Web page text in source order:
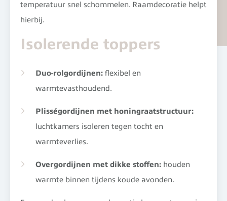
temperatuur snel schommelen. Raamdecoratie helpt
hierbij.
Isolerende toppers
Duo-rolgordijnen: flexibel en
warmtevasthoudend.
Plisségordijnen met honingraatstructuur:
luchtkamers isoleren tegen tocht en
warmteverlies.
Overgordijnen met dikke stoffen: houden
warmte binnen tijdens koude avonden.